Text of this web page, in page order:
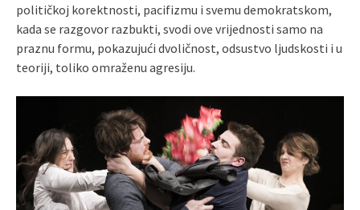
političkoj korektnosti, pacifizmu i svemu demokratskom,
kada se razgovor razbukti, svodi ove vrijednosti samo na
praznu formu, pokazujući dvoličnost, odsustvo ljudskosti i u
teoriji, toliko omraženu agresiju.